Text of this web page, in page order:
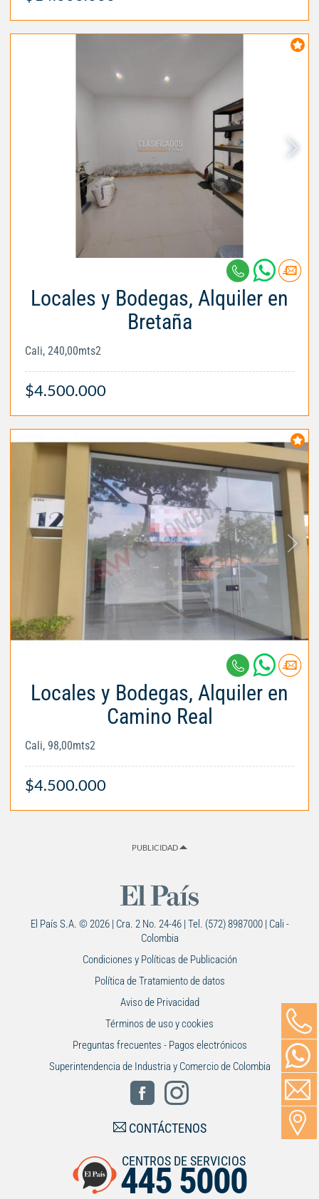
Locales y Bodegas, Alquiler en
Bretaña
Cali, 240,00mts2
$4.500.000
Locales y Bodegas, Alquiler en
Camino Real
Cali, 98,00mts2
$4.500.000
PUBLICIDAD
El País S.A. © 2026 | Cra. 2 No. 24-46 | Tel. (572) 8987000 | Cali -
Colombia
Condiciones y Políticas de Publicación
Política de Tratamiento de datos
Aviso de Privacidad
Términos de uso y cookies
Preguntas frecuentes - Pagos electrónicos
Superintendencia de Industria y Comercio de Colombia
CONTÁCTENOS
CENTROS DE SERVICIOS
445 5000